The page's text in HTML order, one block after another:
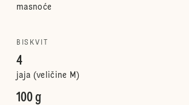
masnoće
BISKVIT
4
jaja (veličine M)
100 g